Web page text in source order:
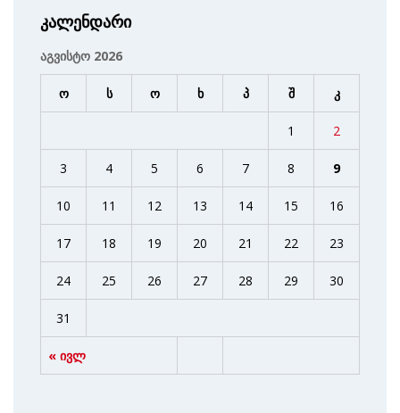
კალენდარი
აგვისტო 2026
ო ს ო ხ პ შ კ
« ივლ
1 2
3 4 5 6 7 8 9
10 11 12 13 14 15 16
17 18 19 20 21 22 23
24 25 26 27 28 29 30
31